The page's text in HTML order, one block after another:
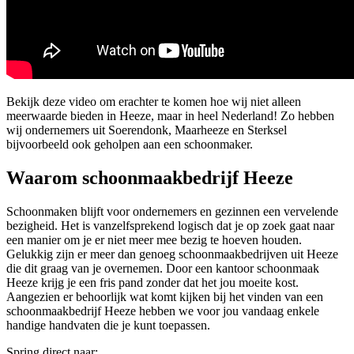
Bekijk deze video om erachter te komen hoe wij niet alleen
meerwaarde bieden in Heeze, maar in heel Nederland! Zo hebben
wij ondernemers uit Soerendonk, Maarheeze en Sterksel
bijvoorbeeld ook geholpen aan een schoonmaker.
Waarom schoonmaakbedrijf Heeze
Schoonmaken blijft voor ondernemers en gezinnen een vervelende
bezigheid. Het is vanzelfsprekend logisch dat je op zoek gaat naar
een manier om je er niet meer mee bezig te hoeven houden.
Gelukkig zijn er meer dan genoeg schoonmaakbedrijven uit Heeze
die dit graag van je overnemen. Door een kantoor schoonmaak
Heeze krijg je een fris pand zonder dat het jou moeite kost.
Aangezien er behoorlijk wat komt kijken bij het vinden van een
schoonmaakbedrijf Heeze hebben we voor jou vandaag enkele
handige handvaten die je kunt toepassen.